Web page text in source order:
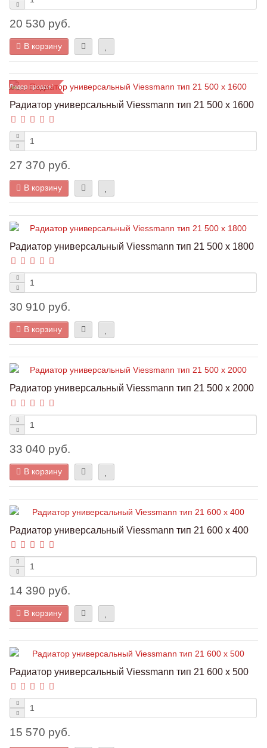
20 530 руб.
В корзину
Лидер продаж!
Радиатор универсальный Viessmann тип 21 500 x 1600
27 370 руб.
В корзину
Радиатор универсальный Viessmann тип 21 500 x 1800
30 910 руб.
В корзину
Радиатор универсальный Viessmann тип 21 500 x 2000
33 040 руб.
В корзину
Радиатор универсальный Viessmann тип 21 600 x 400
14 390 руб.
В корзину
Радиатор универсальный Viessmann тип 21 600 x 500
15 570 руб.